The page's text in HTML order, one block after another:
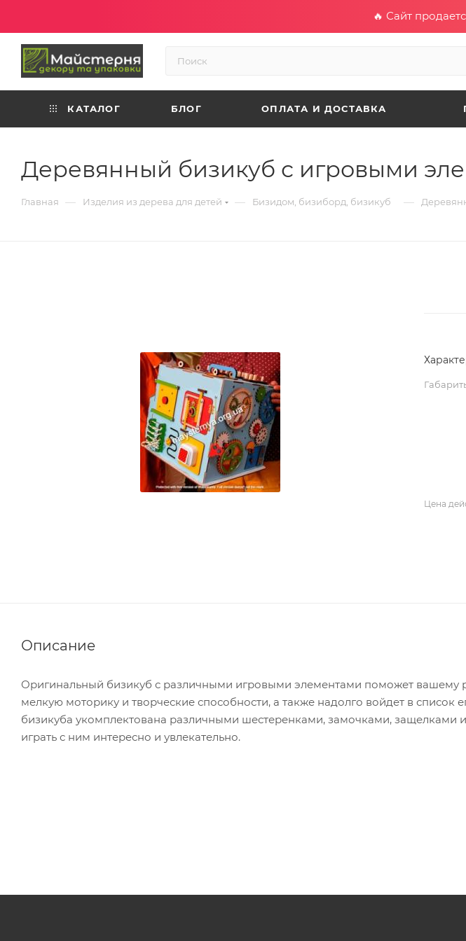
🔥 Сайт
КАТАЛОГ БЛОГ ОПЛАТА И ДОСТАВКА
Деревянный бизикуб с игровыми
Главная — Изделия из дерева для детей — Бизидом, бизиборд, бизикуб —
Цена
Описание
Оригинальный бизикуб с различными игровыми элементами поможет вашему
мелкую моторику и творческие способности, а также надолго войдет в
бизикуба укомплектована различными шестеренками, замочками, защелками
играть с ним интересно и увлекательно.